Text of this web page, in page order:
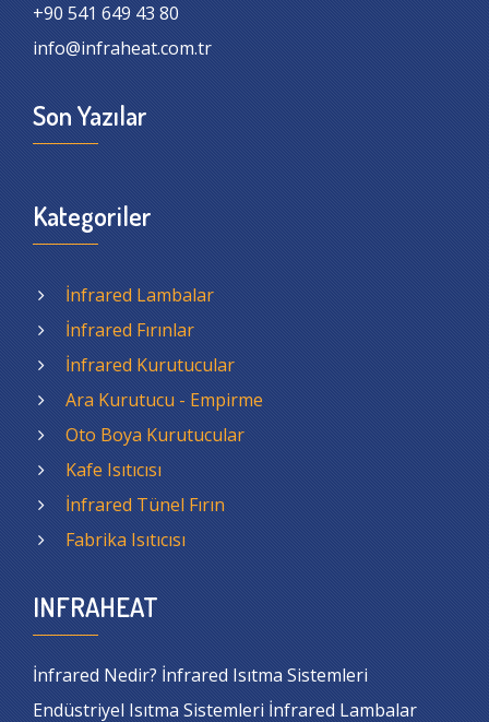
+90 541 649 43 80
info@infraheat.com.tr
Son Yazılar
Kategoriler
İnfrared Lambalar
İnfrared Fırınlar
İnfrared Kurutucular
Ara Kurutucu - Empirme
Oto Boya Kurutucular
Kafe Isıtıcısı
İnfrared Tünel Fırın
Fabrika Isıtıcısı
INFRAHEAT
İnfrared Nedir? İnfrared Isıtma Sistemleri
Endüstriyel Isıtma Sistemleri İnfrared Lambalar